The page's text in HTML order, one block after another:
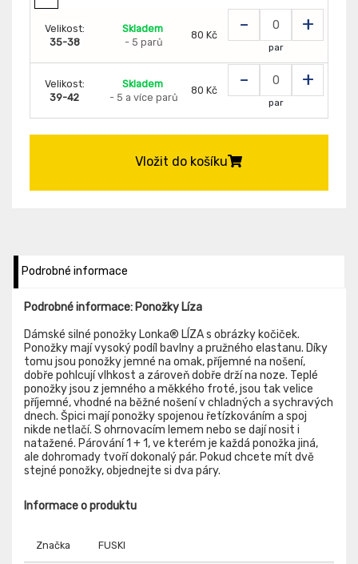
Velikost:
35-38
Skladem
- 5 parů
80 Kč - +
par
Velikost:
39-42
Skladem
- 5 a více parů
80 Kč - +
par
Vložit do košíku
Podrobné informace
Podrobné informace: Ponožky Líza
Dámské silné ponožky Lonka® LÍZA s obrázky kočiček.
Ponožky mají vysoký podíl bavlny a pružného elastanu. Díky
tomu jsou ponožky jemné na omak, příjemné na nošení,
dobře pohlcují vlhkost a zároveň dobře drží na noze. Teplé
ponožky jsou z jemného a měkkého froté, jsou tak velice
příjemné, vhodné na běžné nošení v chladných a sychravých
dnech. Špici mají ponožky spojenou řetízkováním a spoj
nikde netlačí. S ohrnovacím lemem nebo se dají nosit i
natažené. Párování 1 + 1, ve kterém je každá ponožka jiná,
ale dohromady tvoří dokonalý pár. Pokud chcete mít dvě
stejné ponožky, objednejte si dva páry.
Informace o produktu
Značka FUSKI